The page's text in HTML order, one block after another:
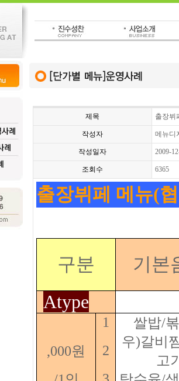
제목 출장뷔
작성자 메뉴디
작성일자 2009-
조회수 6365
출장뷔페 메뉴(
구분
기본
Atype
1
쌀밥/
,000원
2
우)갈비
고